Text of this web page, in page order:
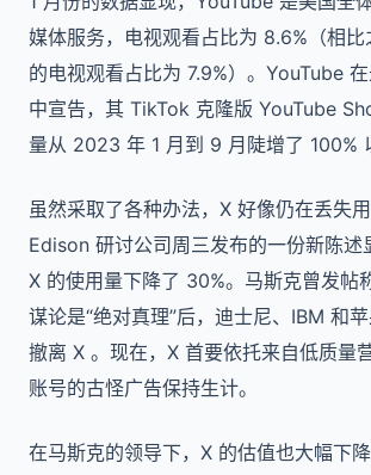
媒体服务，电视观看占比为 8.6%（相
的电视观看占比为 7.9%）。YouTube
中宣告，其 TikTok 克隆版 YouTube
量从 2023 年 1 月到 9 月陡增了 100%
虽然采取了各种办法，X 好像仍在丢失用
Edison 研讨公司周三发布的一份新陈述
X 的使用量下降了 30%。马斯克曾发帖
谋论是“绝对真理”后，迪士尼、IBM 和
撤离 X 。现在，X 首要依托来自低质量
账号的古怪广告保持生计。
在马斯克的领导下，X 的估值也大幅下